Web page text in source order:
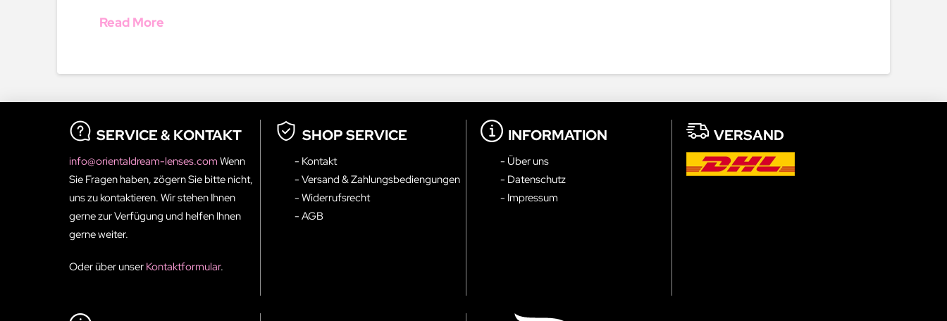
Read More
SERVICE & KONTAKT
info@orientaldream-lenses.comWenn
Sie Fragen haben, zögern Sie bitte nicht,
uns zu kontaktieren. Wir stehen Ihnen
gerne zur Verfügung und helfen Ihnen
gerne weiter.
Oder über unserKontaktformular.
SHOP SERVICE
- Kontakt
- Versand & Zahlungsbediengungen
- Widerrufsrecht
- AGB
INFORMATION
- Über uns
- Datenschutz
- Impressum
VERSAND